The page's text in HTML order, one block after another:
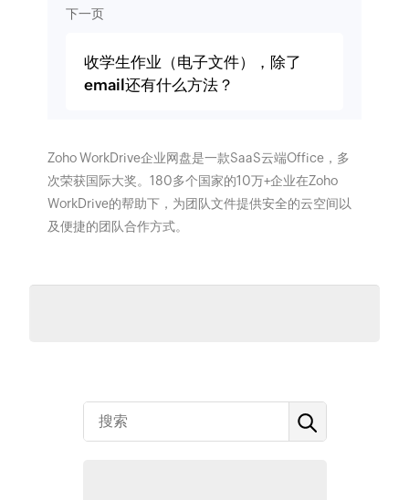
下一页
收学生作业（电子文件），除了
email还有什么方法？
Zoho WorkDrive企业网盘是一款SaaS云端Office，多
次荣获国际大奖。180多个国家的10万+企业在Zoho
WorkDrive的帮助下，为团队文件提供安全的云空间以
及便捷的团队合作方式。